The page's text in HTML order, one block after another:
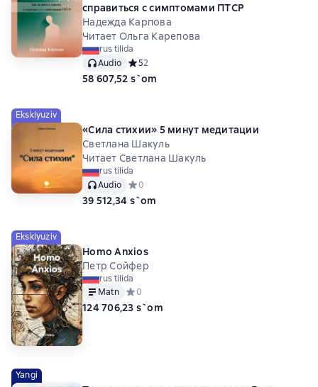
справиться с симптомами ПТСР
Надежда Карпова
Читает Ольга Карепова
rus tilida
Audio
Средний рейтинг 5 на основе 2 оценок
52
58 607,52 s`om
Eksklyuziv
«Сила стихии» 5 минут медитации
Светлана Шакуль
Читает Светлана Шакуль
rus tilida
Audio
Средний рейтинг 0 на основе 0 оценок
0
39 512,34 s`om
Eksklyuziv
Homo Anxios
Петр Сойфер
rus tilida
Matn
Средний рейтинг 0 на основе 0 оценок
0
124 706,23 s`om
Yangi